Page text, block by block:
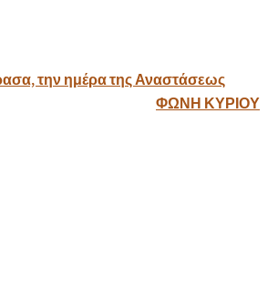
την ημέρα της Αναστάσεως
ΦΩΝΗ ΚΥΡΙΟΥ